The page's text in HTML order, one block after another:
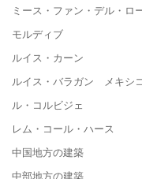
ミース・ファン・デル・
モルディブ
ルイス・カーン
ルイス・バラガン メキシ
ル・コルビジェ
レム・コール・ハース
中国地方の建築
中部地方の建築